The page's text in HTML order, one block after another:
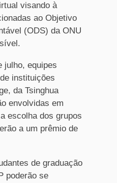
visando à
ao Objetivo
(ODS) da ONU
julho, equipes
instituições
da Tsinghua
envolvidas em
escolha dos grupos
a um prêmio de
de graduação
poderão se